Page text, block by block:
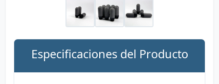
Especificaciones del Producto